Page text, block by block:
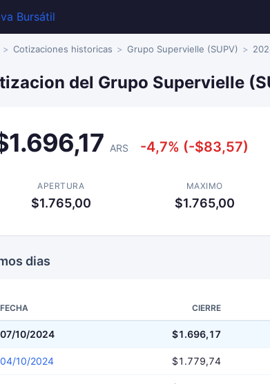
Cotizaciones historicas Grupo Supervielle (SUPV)
del Grupo Supervielle
ARS -4,7% (-$83,57)
APERTURA
$1.765,00
MAXIMO
$1.765,00
dias
FECHA CIERRE
07/10/2024 $1.696,17
04/10/2024 $1.779,74